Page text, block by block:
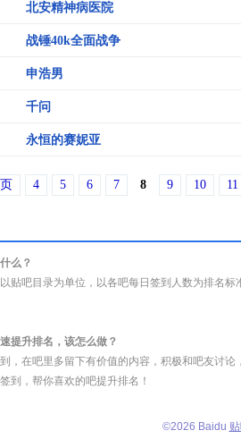
北安精神病医院
战锤40k全面战争
申浩男
千问
永恒的赛妮亚
4 5 6 7 8 9 10 11
么？
贴吧目录为单位，以各吧每日签到人数为排名
提升排名，该怎么做？
，在吧里多留下有价值的内容，积极和吧友讨
到，帮你喜欢的吧提升排名！
©2026 Baidu